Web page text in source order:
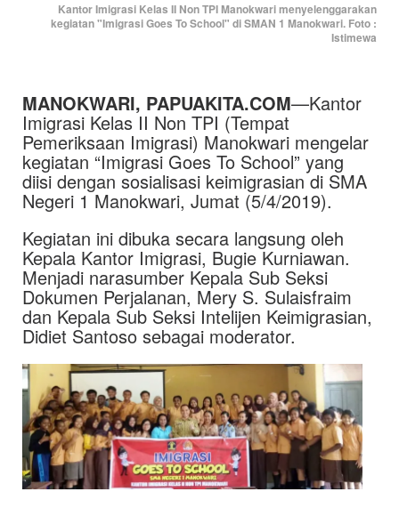
Kantor Imigrasi Kelas II Non TPI Manokwari menyelenggarakan
kegiatan "Imigrasi Goes To School" di SMAN 1 Manokwari. Foto :
Istimewa
MANOKWARI, PAPUAKITA.COM—Kantor
Imigrasi Kelas II Non TPI (Tempat
Pemeriksaan Imigrasi) Manokwari mengelar
kegiatan “Imigrasi Goes To School” yang
diisi dengan sosialisasi keimigrasian di SMA
Negeri 1 Manokwari, Jumat (5/4/2019).
Kegiatan ini dibuka secara langsung oleh
Kepala Kantor Imigrasi, Bugie Kurniawan.
Menjadi narasumber Kepala Sub Seksi
Dokumen Perjalanan, Mery S. Sulaisfraim
dan Kepala Sub Seksi Intelijen Keimigrasian,
Didiet Santoso sebagai moderator.